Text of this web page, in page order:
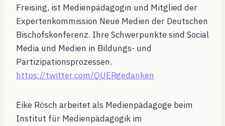
Freising, ist Medienpädagogin und Mitglied der
Expertenkommission Neue Medien der Deutschen
Bischofskonferenz. Ihre Schwerpunkte sind Social
Media und Medien in Bildungs- und
Partizipationsprozessen.
https://twitter.com/QUERgedanken
Eike Rösch arbeitet als Medienpädagoge beim
Institut für Medienpädagogik im